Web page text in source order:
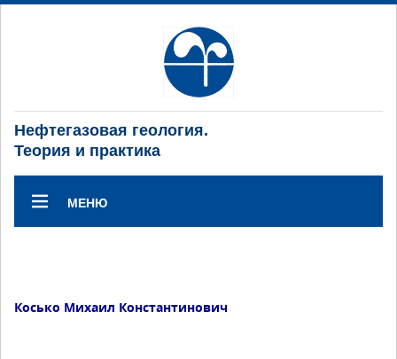
Нефтегазовая геология.
Теория и практика
МЕНЮ
Косько Михаил Константинович